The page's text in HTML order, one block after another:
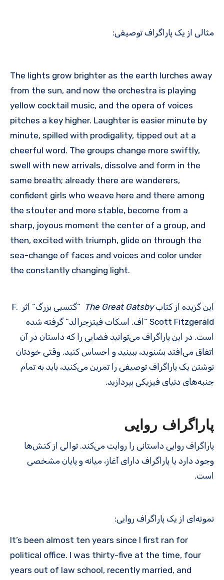
مثالی از یک پاراگراف توصیفی:
The lights grow brighter as the earth lurches away
from the sun, and now the orchestra is playing
yellow cocktail music, and the opera of voices
pitches a key higher. Laughter is easier minute by
minute, spilled with prodigality, tipped out at a
cheerful word. The groups change more swiftly,
swell with new arrivals, dissolve and form in the
same breath; already there are wanderers,
confident girls who weave here and there among
the stouter and more stable, become from a
sharp, joyous moment the center of a group, and
then, excited with triumph, glide on through the
sea-change of faces and voices and color under
the constantly changing light.
این گزیده از کتابThe Great Gatsby
“گتسبی بزرگ” اثر F.
Scott Fitzgerald “اف. اسکات فیتزجرالد” گرفته شده
است. در این پاراگراف می‌توانید فضایی را که داستان در آن
اتفاق می‌افتد بشنوید، ببینید و احساس کنید. وقتی خودتان
نوشتن یک پاراگراف توصیفی را تمرین می‌کنید، باید به تمام
جنبه‌های دنیای فیزیکی بپردازید.
پاراگراف روایی
پاراگراف روایی داستانی را روایت می‌کند. توالی از کنش‌ها
وجود دارد یا پاراگراف دارای آغاز، میانه و پایان مشخصی
است.
نمونه‌ای از یک پاراگراف روایی:
It’s been almost ten years since I first ran for
political office. I was thirty-five at the time, four
years out of law school, recently married, and